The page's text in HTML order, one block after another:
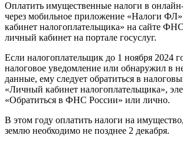
Оплатить имущественные налоги в
через мобильное приложение «Налоги
кабинет налогоплательщика» на сайте
личный кабинет на портале госуслуг.
Если налогоплательщик до 1 ноября 2024
налоговое уведомление или обнаружил в
данные, ему следует обратиться в
«Личный кабинет налогоплательщика»,
«Обратиться в ФНС России» или лично.
В этом году оплатить налоги на
землю необходимо не позднее 2 декабря.